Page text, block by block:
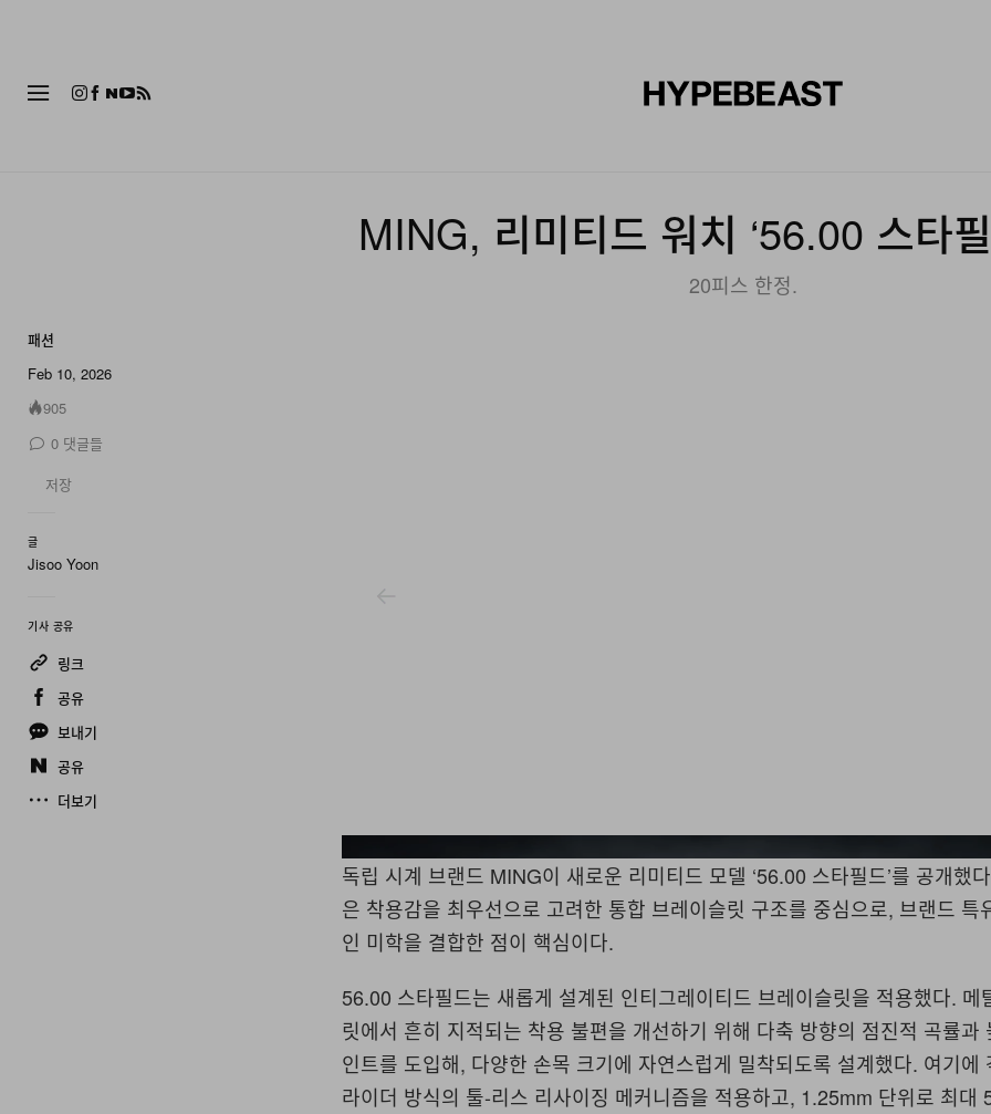
MING, 리미티드 워치 ‘56.00 스타
20피스 한정.
패션
Feb 10, 2026
905
0 댓글들
저장
글
Jisoo Yoon
기사 공유
링크
공유
보내기
공유
더보기
독립 시계 브랜드 MING이 새로운 리미티드 모델 ‘56.00 스타필드’를 공개했
은 착용감을 최우선으로 고려한 통합 브레이슬릿 구조를 중심으로, 브랜드 특
인 미학을 결합한 점이 핵심이다.
56.00 스타필드는 새롭게 설계된 인티그레이티드 브레이슬릿을 적용했다. 메
릿에서 흔히 지적되는 착용 불편을 개선하기 위해 다축 방향의 점진적 곡률과
인트를 도입해, 다양한 손목 크기에 자연스럽게 밀착되도록 설계했다. 여기에
라이더 방식의 툴-리스 리사이징 메커니즘을 적용하고, 1.25mm 단위로 최대